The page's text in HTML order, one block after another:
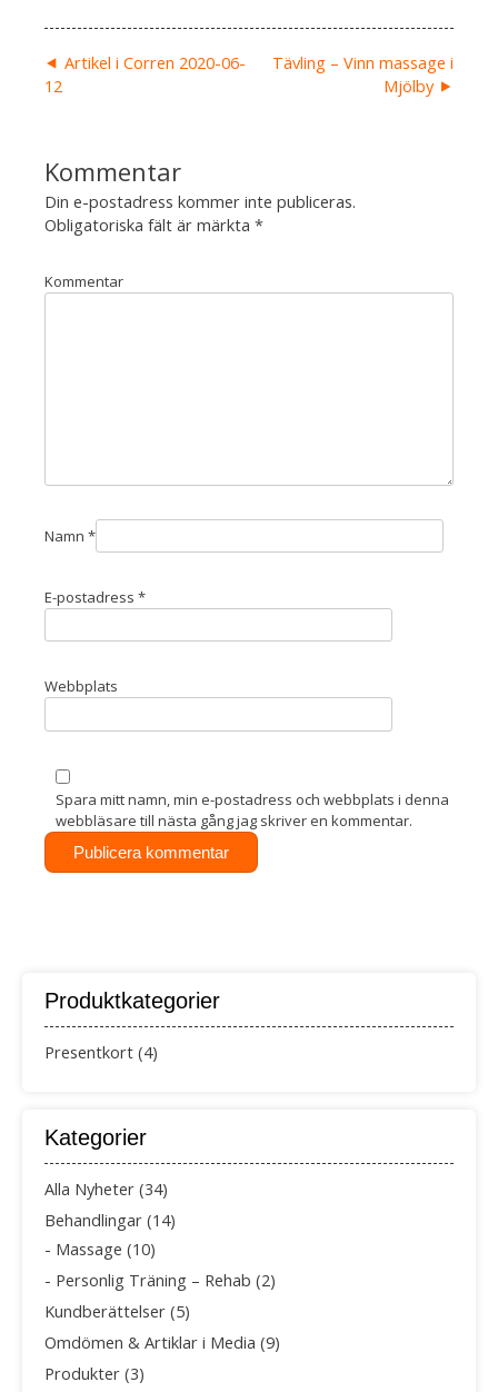
Inläggsnavigering
Artikel i Corren 2020-06-
12
Tävling – Vinn massage i
Mjölby
Din e-postadress kommer inte publiceras.
Obligatoriska fält är märkta *
Kommentar
Namn *
E-postadress *
Webbplats
Spara mitt namn, min e-postadress och webbplats i denna
webbläsare till nästa gång jag skriver en kommentar.
Produktkategorier
Presentkort (4)
Kategorier
Alla Nyheter (34)
Behandlingar (14)
Massage (10)
Personlig Träning – Rehab (2)
Kundberättelser (5)
Omdömen & Artiklar i Media (9)
Produkter (3)